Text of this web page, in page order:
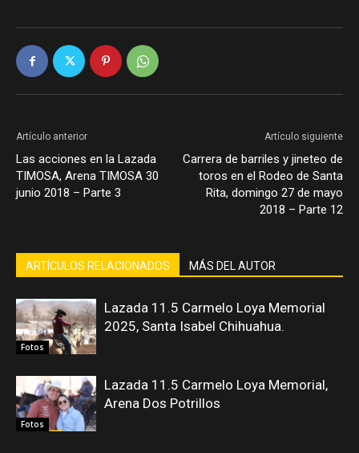
Artículo anterior
Las acciones en la Lazada
TIMOSA, Arena TIMOSA 30
junio 2018 – Parte 3
Artículo siguiente
Carrera de barriles y jineteo de
toros en el Rodeo de Santa
Rita, domingo 27 de mayo
2018 – Parte 12
ARTÍCULOS RELACIONADOS MÁS DEL AUTOR
Fotos
Lazada 11.5 Carmelo Loya Memorial
2025, Santa Isabel Chihuahua.
Fotos
Lazada 11.5 Carmelo Loya Memorial,
Arena Dos Potrillos